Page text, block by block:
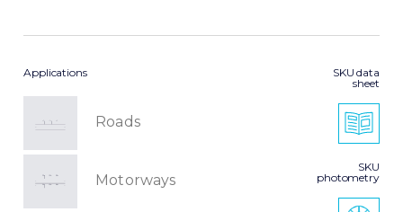
Applications
Roads
Motorways
SKU data
sheet
SKU
photometry